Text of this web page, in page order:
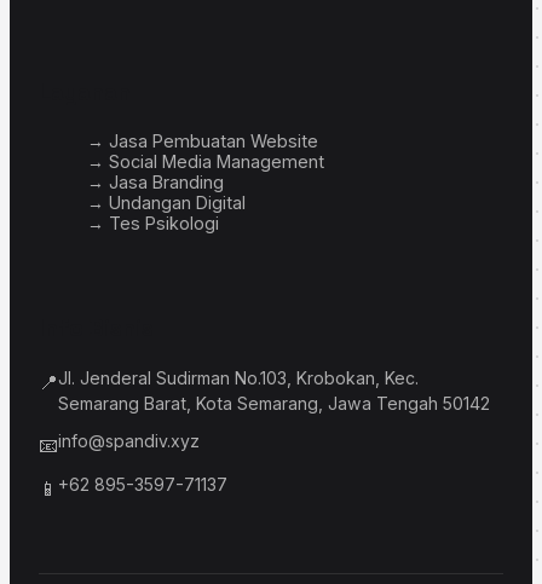
→ Jasa Pembuatan Website
→ Social Media Management
→ Jasa Branding
→ Undangan Digital
→ Tes Psikologi
📍Jl. Jenderal Sudirman No.103, Krobokan, Kec.
Semarang Barat, Kota Semarang, Jawa Tengah 50142
📧info@spandiv.xyz
📱 +62 895-3597-71137